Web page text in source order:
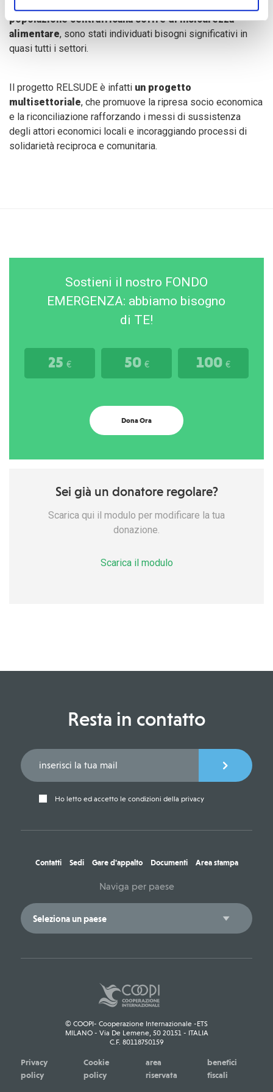
popolazione centrafricana soffre di insicurezza
alimentare, sono stati individuati bisogni significativi in
quasi tutti i settori.
Il progetto RELSUDE è infatti un progetto
multisettoriale, che promuove la ripresa socio economica
e la riconciliazione rafforzando i messi di sussistenza
degli attori economici locali e incoraggiando processi di
solidarietà reciproca e comunitaria.
Sostieni il nostro FONDO
EMERGENZA: abbiamo bisogno
di TE!
25 € 50 € 100 €
Dona Ora
Sei già un donatore regolare?
Scarica qui il modulo per modificare la tua
donazione.
Scarica il modulo
Resta in contatto
Ho letto ed accetto le condizioni della privacy
Contatti Sedi Gare d'appalto Documenti Area stampa
Naviga per paese
© COOPI- Cooperazione Internazionale -ETS
MILANO - Via De Lemene, 50 20151 - ITALIA
C.F. 80118750159
Privacy
policy
Cookie
policy
area
riservata
benefici
fiscali